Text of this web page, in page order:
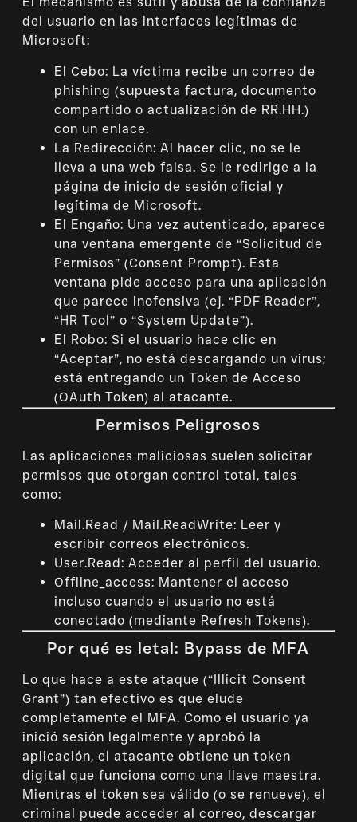
del usuario en las interfaces legítimas de
Microsoft:
El Cebo: La víctima recibe un correo de
phishing (supuesta factura, documento
compartido o actualización de RR.HH.)
con un enlace.
La Redirección: Al hacer clic, no se le
lleva a una web falsa. Se le redirige a la
página de inicio de sesión oficial y
legítima de Microsoft.
El Engaño: Una vez autenticado, aparece
una ventana emergente de “Solicitud de
Permisos” (Consent Prompt). Esta
ventana pide acceso para una aplicación
que parece inofensiva (ej. “PDF Reader”,
“HR Tool” o “System Update”).
El Robo: Si el usuario hace clic en
“Aceptar”, no está descargando un virus;
está entregando un Token de Acceso
(OAuth Token) al atacante.
Permisos Peligrosos
Las aplicaciones maliciosas suelen solicitar
permisos que otorgan control total, tales
como:
Mail.Read / Mail.ReadWrite: Leer y
escribir correos electrónicos.
User.Read: Acceder al perfil del usuario.
Offline_access: Mantener el acceso
incluso cuando el usuario no está
conectado (mediante Refresh Tokens).
Por qué es letal: Bypass de MFA
Lo que hace a este ataque (“Illicit Consent
Grant”) tan efectivo es que elude
completamente el MFA. Como el usuario ya
inició sesión legalmente y aprobó la
aplicación, el atacante obtiene un token
digital que funciona como una llave maestra.
Mientras el token sea válido (o se renueve), el
criminal puede acceder al correo, descargar